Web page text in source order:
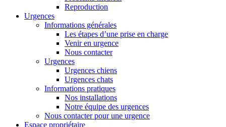
Reproduction
Urgences
Informations générales
Les étapes d’une prise en charge
Venir en urgence
Nous contacter
Urgences
Urgences chiens
Urgences chats
Informations pratiques
Nos installations
Notre équipe des urgences
Nous contacter pour une urgence
Espace propriétaire